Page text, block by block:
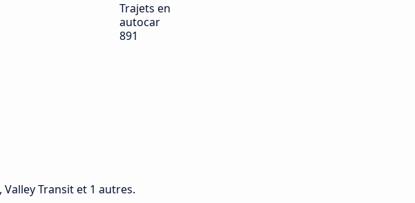
Trajets en
autocar
891
Valley Transit et 1 autres.